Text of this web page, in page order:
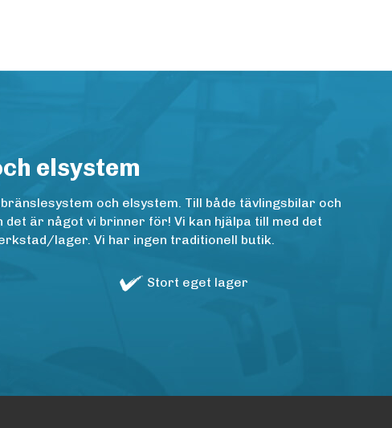
elsystem
och elsystem. Till både tävlingsbilar och
är något vi brinner för! Vi kan hjälpa till med det
lager. Vi har ingen traditionell butik.
Stort eget lager